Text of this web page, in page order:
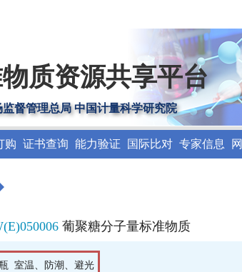
质资源共享平台
督管理总局 中国计量科学研究院
购 证书查询 能力验证 国际比对 专家信息
葡聚糖分子量标准物质
室温、防潮、避光